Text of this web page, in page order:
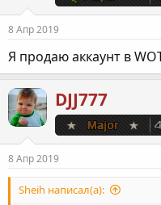
8 Апр 2019
Я продаю аккаунт в
DJJ777
8 Апр 2019
Sheih написал(а):